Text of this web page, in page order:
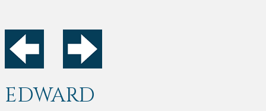
EDWARD